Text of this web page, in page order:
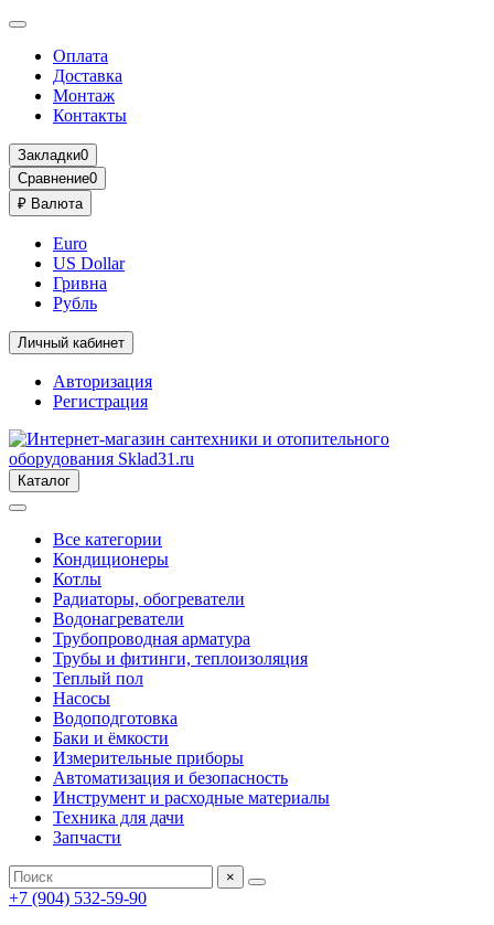
Оплата
Доставка
Монтаж
Контакты
Закладки0
Сравнение0
₽ Валюта
Euro
US Dollar
Гривна
Рубль
Личный кабинет
Авторизация
Регистрация
Каталог
Все категории
Кондиционеры
Котлы
Радиаторы, обогреватели
Водонагреватели
Трубопроводная арматура
Трубы и фитинги, теплоизоляция
Теплый пол
Насосы
Водоподготовка
Баки и ёмкости
Измерительные приборы
Автоматизация и безопасность
Инструмент и расходные материалы
Техника для дачи
Запчасти
×
+7 (904) 532-59-90